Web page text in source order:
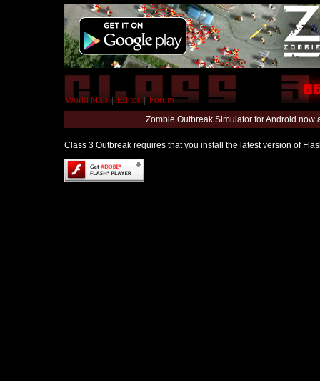
World Map | Editor | Forum
Zombie Outbreak Simulator for Android
Class 3 Outbreak requires that you install the latest version of